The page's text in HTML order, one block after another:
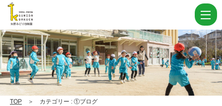
テ
ゴ
リ
ー
①
TOP ＞ カテゴリー : ①ブログ